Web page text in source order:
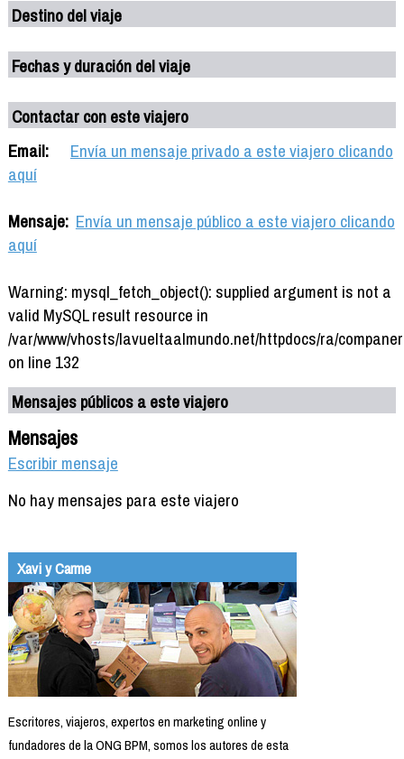
Destino del viaje
Fechas y duración del viaje
Contactar con este viajero
Email:
Envía un mensaje privado a este viajero clicando
aquí
Mensaje: Envía un mensaje público a este viajero clicando
aquí
Warning: mysql_fetch_object(): supplied argument is not a
valid MySQL result resource in
/var/www/vhosts/lavueltaalmundo.net/httpdocs/ra/
on line 132
Mensajes públicos a este viajero
Mensajes
Escribir mensaje
No hay mensajes para este viajero
Xavi y Carme
Escritores, viajeros, expertos en marketing online y
fundadores de la ONG BPM, somos los autores de esta